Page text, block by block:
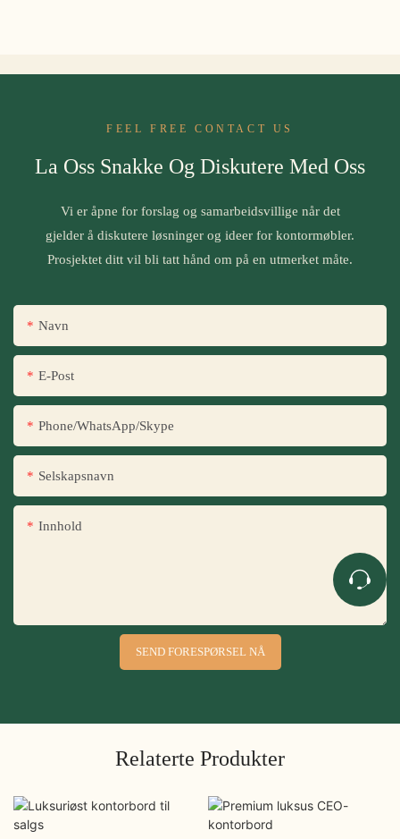
FEEL FREE CONTACT US
La Oss Snakke Og Diskutere Med Oss
Vi er åpne for forslag og samarbeidsvillige når det
gjelder å diskutere løsninger og ideer for kontormøbler.
Prosjektet ditt vil bli tatt hånd om på en utmerket måte.
Navn
E-Post
Phone/WhatsApp/Skype
Selskapsnavn
Innhold
SEND FORESPØRSEL NÅ
Relaterte Produkter